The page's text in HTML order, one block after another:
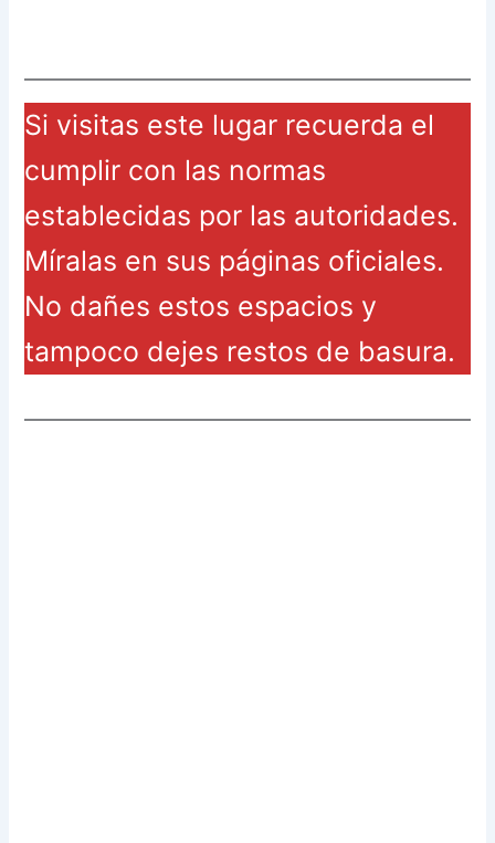
Si visitas este lugar recuerda el
cumplir con las normas
establecidas por las autoridades.
Míralas en sus páginas oficiales.
No dañes estos espacios y
tampoco dejes restos de basura.